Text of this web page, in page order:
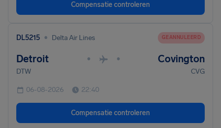
Compensatie controleren
DL5215 • Delta Air Lines GEANNULEERD
Detroit • • Covington
DTW CVG
06-08-2026 22:40
Compensatie controleren